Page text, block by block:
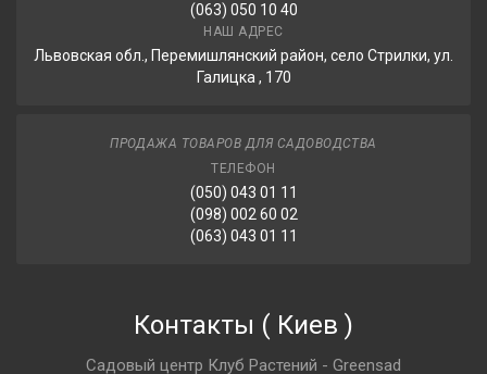
(063) 050 10 40
НАШ АДРЕС
Львовская обл., Перемишлянский район, село Стрилки, ул.
Галицка , 170
ПРОДАЖА ТОВАРОВ ДЛЯ САДОВОДСТВА
ТЕЛЕФОН
(050) 043 01 11
(098) 002 60 02
(063) 043 01 11
Контакты ( Киев )
Садовый центр Клуб Растений - Greensad